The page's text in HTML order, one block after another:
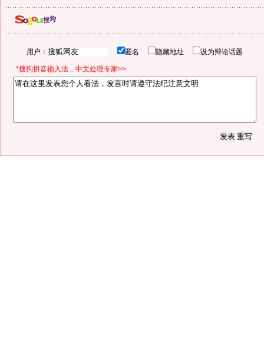
用户： 匿名 隐藏地址 设为辩论话题
*搜狗拼音输入法，中文处理专家>>